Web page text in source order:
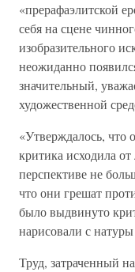
«прерафаэлитской
себя на сцене
изобразительного
неожиданно
значительный,
художественной
«Утверждалось, что
критика исходила
перспективе не
что они грешат
было выдвинуто
нарисовали с
Труд, затраченный